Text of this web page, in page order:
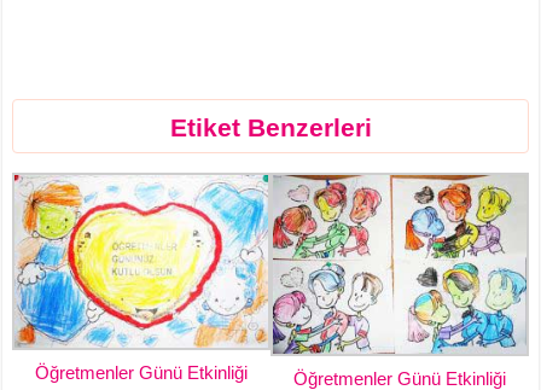
Etiket Benzerleri
Öğretmenler Günü Etkinliği Öğretmenler Günü Etkinliği